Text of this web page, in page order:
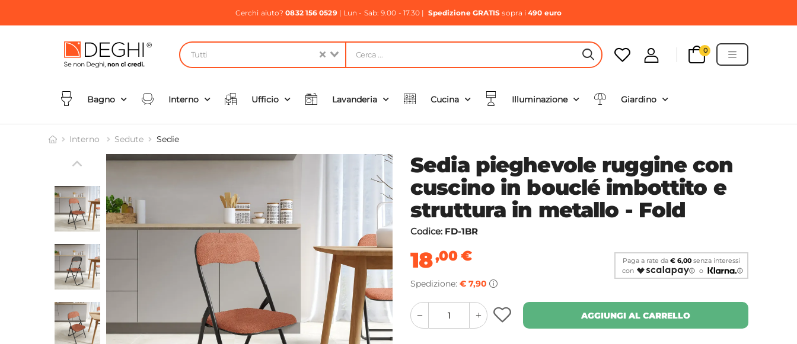
Cerchi aiuto?0832 156 0529| Lun - Sab: 9.00 - 17.30 | Spedizione GRATIS sopra i490 euro
Tutti HEADER SEARCH BUTTON
0
Bagno Interno Ufficio Lavanderia Cucina Illuminazione Giardino
Interno Sedute Sedie
Sedia pieghevole ruggine con
cuscino in bouclé imbottito e
struttura in metallo - Fold
Codice: FD-1BR
18,00€
Spedizione: € 7,90
Paga a rate da€ 6,00 senza interessi
con
o
quantity
button
quantity
minus
button
AGGIUNGI AL CARRELLO